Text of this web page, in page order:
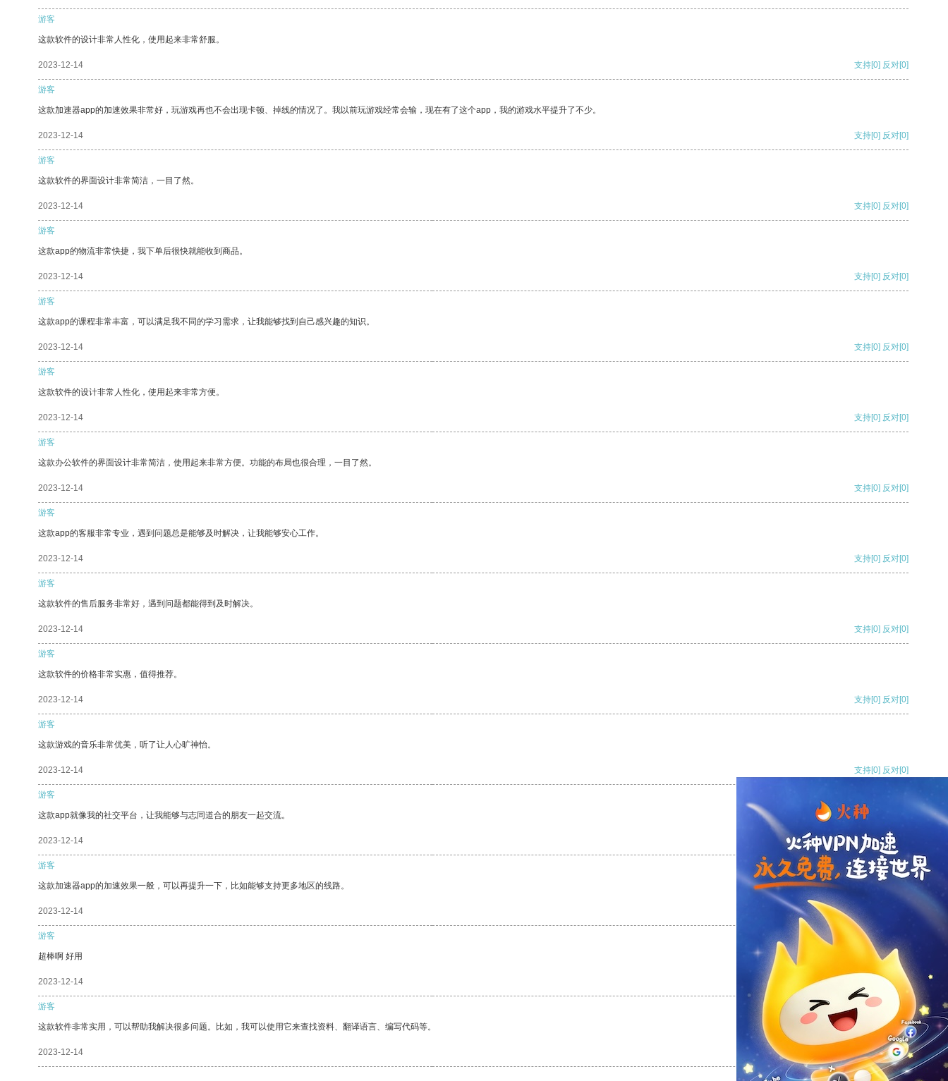
游客
这款软件的设计非常人性化，使用起来非常舒服。
2023-12-14 支持[0] 反对[0]
游客
这款加速器app的加速效果非常好，玩游戏再也不会出现卡顿、掉线的情况了。我以前玩游戏经常会输，现在有了这个app，我的游戏水平提升了不少。
2023-12-14 支持[0] 反对[0]
游客
这款软件的界面设计非常简洁，一目了然。
2023-12-14 支持[0] 反对[0]
游客
这款app的物流非常快捷，我下单后很快就能收到商品。
2023-12-14 支持[0] 反对[0]
游客
这款app的课程非常丰富，可以满足我不同的学习需求，让我能够找到自己感兴趣的知识。
2023-12-14 支持[0] 反对[0]
游客
这款软件的设计非常人性化，使用起来非常方便。
2023-12-14 支持[0] 反对[0]
游客
这款办公软件的界面设计非常简洁，使用起来非常方便。功能的布局也很合理，一目了然。
2023-12-14 支持[0] 反对[0]
游客
这款app的客服非常专业，遇到问题总是能够及时解决，让我能够安心工作。
2023-12-14 支持[0] 反对[0]
游客
这款软件的售后服务非常好，遇到问题都能得到及时解决。
2023-12-14 支持[0] 反对[0]
游客
这款软件的价格非常实惠，值得推荐。
2023-12-14 支持[0] 反对[0]
游客
这款游戏的音乐非常优美，听了让人心旷神怡。
2023-12-14 支持[0] 反对[0]
游客
这款app就像我的社交平台，让我能够与志同道合的朋友一起交流。
2023-12-14 支持[0] 反对
游客
这款加速器app的加速效果一般，可以再提升一下，比如能够支持更多地区的线路。
2023-12-14 支持
游客
超棒啊 好用
2023-12-14 反对 [0]
游客
这款软件非常实用，可以帮助我解决很多问题。比如，我可以使用它来查找资料、翻译语言、编写代码等。
2023-12-14 支持[0] 反对[0]